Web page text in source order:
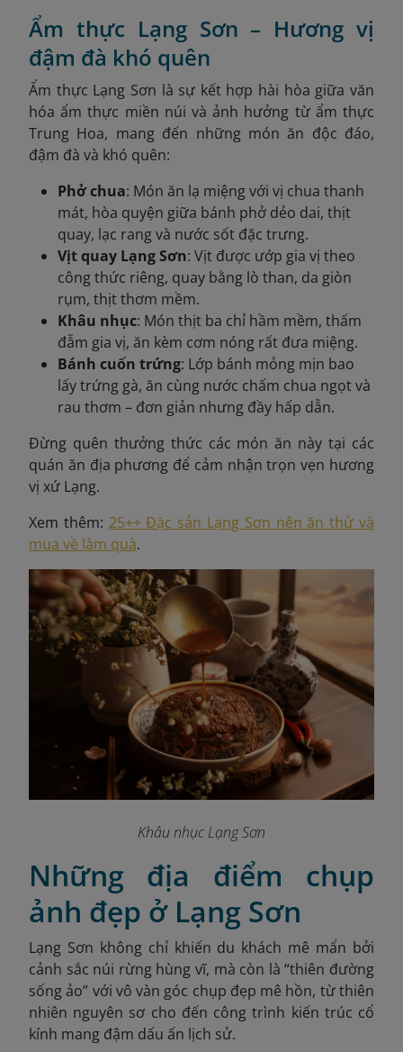
Ẩm thực Lạng Sơn – Hương vị
đậm đà khó quên
Ẩm thực Lạng Sơn là sự kết hợp hài hòa giữa văn
hóa ẩm thực miền núi và ảnh hưởng từ ẩm thực
Trung Hoa, mang đến những món ăn độc đáo,
đậm đà và khó quên:
Phở chua: Món ăn lạ miệng với vị chua thanh
mát, hòa quyện giữa bánh phở dẻo dai, thịt
quay, lạc rang và nước sốt đặc trưng.
Vịt quay Lạng Sơn: Vịt được ướp gia vị theo
công thức riêng, quay bằng lò than, da giòn
rụm, thịt thơm mềm.
Khâu nhục: Món thịt ba chỉ hầm mềm, thấm
đẫm gia vị, ăn kèm cơm nóng rất đưa miệng.
Bánh cuốn trứng: Lớp bánh mỏng mịn bao
lấy trứng gà, ăn cùng nước chấm chua ngọt và
rau thơm – đơn giản nhưng đầy hấp dẫn.
Đừng quên thưởng thức các món ăn này tại các
quán ăn địa phương để cảm nhận trọn vẹn hương
vị xứ Lạng.
Xem thêm: 25++ Đặc sản Lạng Sơn nên ăn thử và
mua về làm quà.
Khâu nhục Lạng Sơn
Những địa điểm chụp
ảnh đẹp ở Lạng Sơn
Lạng Sơn không chỉ khiến du khách mê mẩn bởi
cảnh sắc núi rừng hùng vĩ, mà còn là “thiên đường
sống ảo” với vô vàn góc chụp đẹp mê hồn, từ thiên
nhiên nguyên sơ cho đến công trình kiến trúc cổ
kính mang đậm dấu ấn lịch sử.